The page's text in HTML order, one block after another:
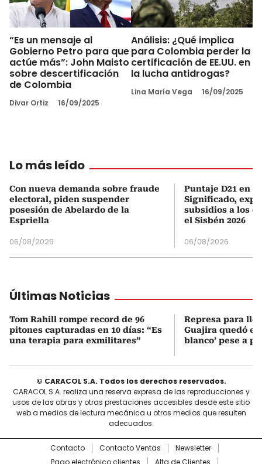
“Es un mensaje al
Gobierno Petro para que
actúe más”: John Maisto
sobre descertificación
de Colombia
Divar Ortiz 16/09/2025
Análisis: ¿Qué implica
para Colombia perder la
certificación de EE.UU. en
la lucha antidrogas?
Lina María Vega 16/09/2025
Lo más leído
Con nueva demanda sobre fraude
electoral, piden suspender
posesión de Abelardo de la
Espriella
06/08/2026
Puntaje D21 en
Significado,
subsidios a los
el Sisbén 2026
06/08/2026
Últimas Noticias
Tom Rahill rompe record de 96
pitones capturadas en 10 días: “Es
una terapia para exmilitares”
Represa para
Guajira quedó en
blanco’ pese a
© CARACOL S.A. Todos los derechos reservados.
CARACOL S.A. realiza una reserva expresa de las reproducciones y
usos de las obras y otras prestaciones accesibles desde este sitio
web a medios de lectura mecánica u otros medios que resulten
adecuados.
Contacto Contacto Ventas
Newsletter
Pago electrónico clientes
Alta de Clientes